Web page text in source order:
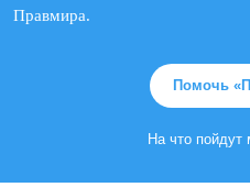
Правмира.
Помочь
На что пойдут